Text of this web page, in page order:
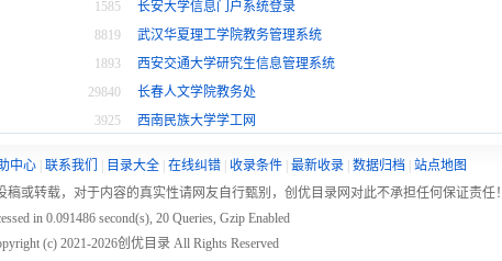
1585
长安大学信息门户系统登录
8819
武汉华夏理工学院教务管理系统
1893
西安交通大学研究生信息管理系统
29840
长春人文学院教务处
3925
西南民族大学学工网
中心 联系我们 目录大全 在线纠错 收录条件 最新收录 数据归档
站点地图
或转载，对于内容的真实性请网友自行甄别，创优目录网对此不承担任何保证责任！
in 0.091486 second(s), 20 Queries, Gzip Enabled
(c) 2021-2026创优目录 All Rights Reserved